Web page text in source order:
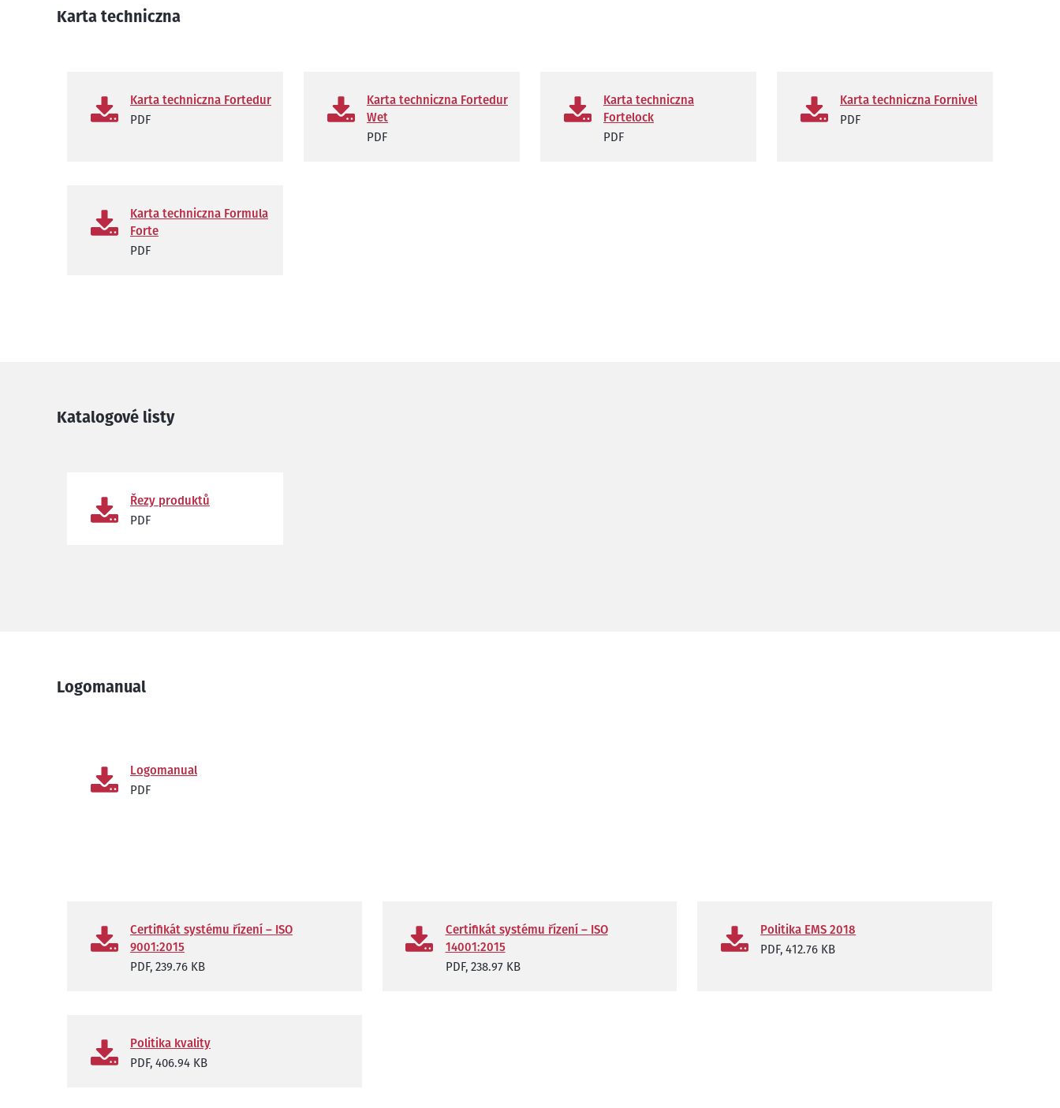
Karta techniczna
Karta techniczna Fortedur
PDF
Karta techniczna Fortedur
Wet
PDF
Karta techniczna
Fortelock
PDF
Karta techniczna Fornivel
PDF
Karta techniczna Formula
Forte
PDF
Katalogové listy
Řezy produktů
PDF
Logomanual
Logomanual
PDF
Certifikát systému řízení – ISO
9001:2015
PDF,239.76 KB
Certifikát systému řízení – ISO
14001:2015
PDF,238.97 KB
Politika EMS 2018
PDF,412.76 KB
Politika kvality
PDF,406.94 KB